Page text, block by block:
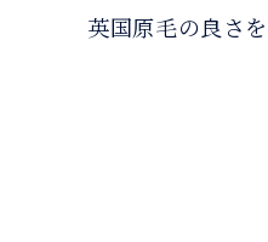
英国原毛の良さ